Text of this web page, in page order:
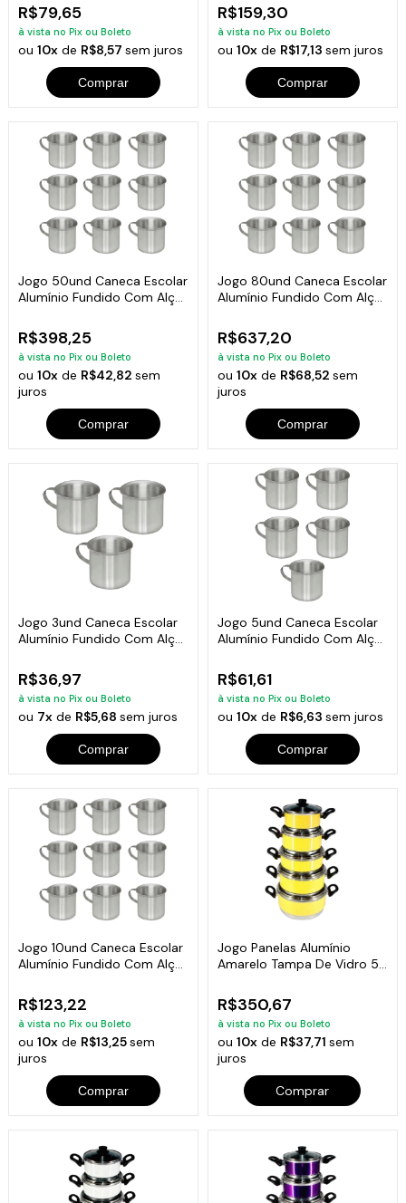
R$79,65
à vista no Pix ou Boleto
ou10x de R$8,57sem juros
Comprar
R$159,30
à vista no Pix ou Boleto
ou 10xde R$17,13 sem juros
Comprar
Jogo 50und Caneca Escolar
Alumínio Fundido Com Alça
R$398,25
à vista no Pix ou Boleto
ou10x de R$42,82sem
juros
Comprar
Jogo 80und Caneca Escolar
Alumínio Fundido Com Alça
R$637,20
à vista no Pix ou Boleto
ou 10xde R$68,52 sem
juros
Comprar
Jogo 3und Caneca Escolar
Alumínio Fundido Com Alça
R$36,97
à vista no Pix ou Boleto
ou 7x de R$5,68sem juros
Comprar
Jogo 5und Caneca Escolar
Alumínio Fundido Com Alça
R$61,61
à vista no Pix ou Boleto
ou 10xde R$6,63 sem juros
Comprar
Jogo 10und Caneca Escolar
Alumínio Fundido Com Alça
R$123,22
à vista no Pix ou Boleto
ou10x de R$13,25sem
juros
Comprar
Jogo Panelas Alumínio
Amarelo Tampa De Vidro 5
R$350,67
à vista no Pix ou Boleto
ou 10xde R$37,71 sem
juros
Comprar